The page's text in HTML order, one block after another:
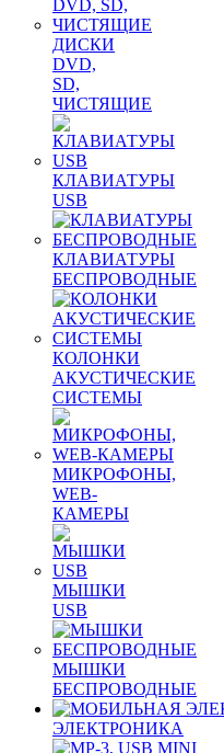
ДИСКИ
DVD,
SD,
ЧИСТЯЩИЕ
КЛАВИАТУРЫ
USB
КЛАВИАТУРЫ
БЕСПРОВОДНЫЕ
КОЛОНКИ
АКУСТИЧЕСКИЕ
СИСТЕМЫ
МИКРОФОНЫ,
WEB-
КАМЕРЫ
МЫШКИ
USB
МЫШКИ
БЕСПРОВОДНЫЕ
ЭЛЕКТРОНИКА